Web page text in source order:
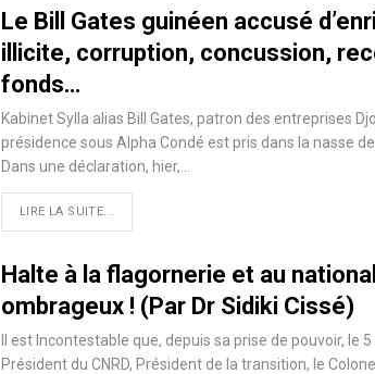
Le Bill Gates guinéen accusé
illicite, corruption, concussion,
fonds…
Kabinet Sylla alias Bill Gates, patron des entreprises
présidence sous Alpha Condé est pris dans la nasse
Dans une déclaration, hier,…
LIRE LA SUITE...
Halte à la flagornerie et au
ombrageux ! (Par Dr Sidiki Cissé)
Il est Incontestable que, depuis sa prise de pouvoir, le
Président du CNRD, Président de la transition, le